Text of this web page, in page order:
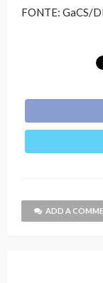
FONTE: GaCS/
ADD A